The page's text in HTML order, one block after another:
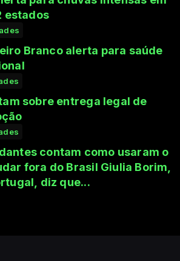
estados
Branco alerta para saúde
sobre entrega legal de
contam como usaram o
fora do Brasil Giulia Borim,
diz que...